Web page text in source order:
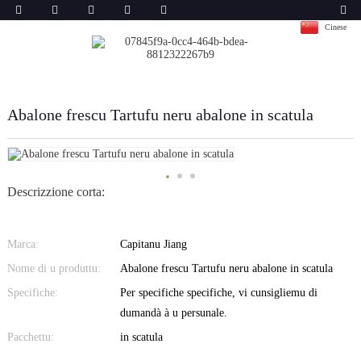
Cinese
Abalone frescu Tartufu neru abalone in scatula
Descrizzione corta:
Marca:
Capitanu Jiang
Nome di u produttu:
Abalone frescu Tartufu neru abalone in scatula
Specifiche:
Per specifiche specifiche, vi cunsigliemu di
dumandà à u persunale.
Pacchettu:
in scatula